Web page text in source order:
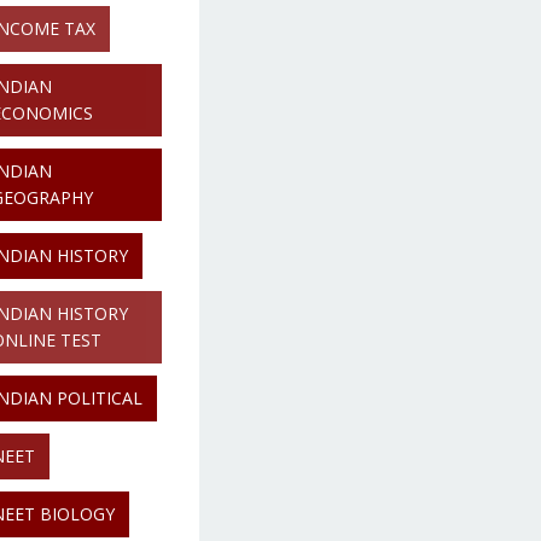
TAX
HISTORY
HISTORY
TEST
POLITICAL
BIOLOGY